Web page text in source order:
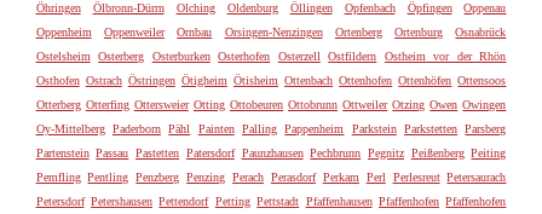
Öhringen
Ölbronn-Dürrn Olching Oldenburg Öllingen Opfenbach Öpfingen
Oppenau
Oppenheim
Oppenweiler Ornbau Orsingen-Nenzingen Ortenberg Ortenburg
Osnabrück
Ostelsheim
Osterberg Osterburken Osterhofen Osterzell Ostfildern
Ostheim vor der Rhön
Osthofen Ostrach Östringen Ötigheim Ötisheim Ottenbach Ottenhofen Ottenhöfen Ottensoos
Otterberg Otterfing Ottersweier Otting Ottobeuren Ottobrunn Ottweiler Otzing Owen Owingen
Oy-Mittelberg Paderborn Pähl Painten Palling Pappenheim Parkstein Parkstetten Parsberg
Partenstein Passau Pastetten Patersdorf Paunzhausen Pechbrunn Pegnitz Peißenberg Peiting
Pemfling Pentling Penzberg Penzing Perach Perasdorf Perkam Perl Perlesreut Petersaurach
Petersdorf Petershausen Pettendorf Petting Pettstadt Pfaffenhausen Pfaffenhofen Pfaffenhofen